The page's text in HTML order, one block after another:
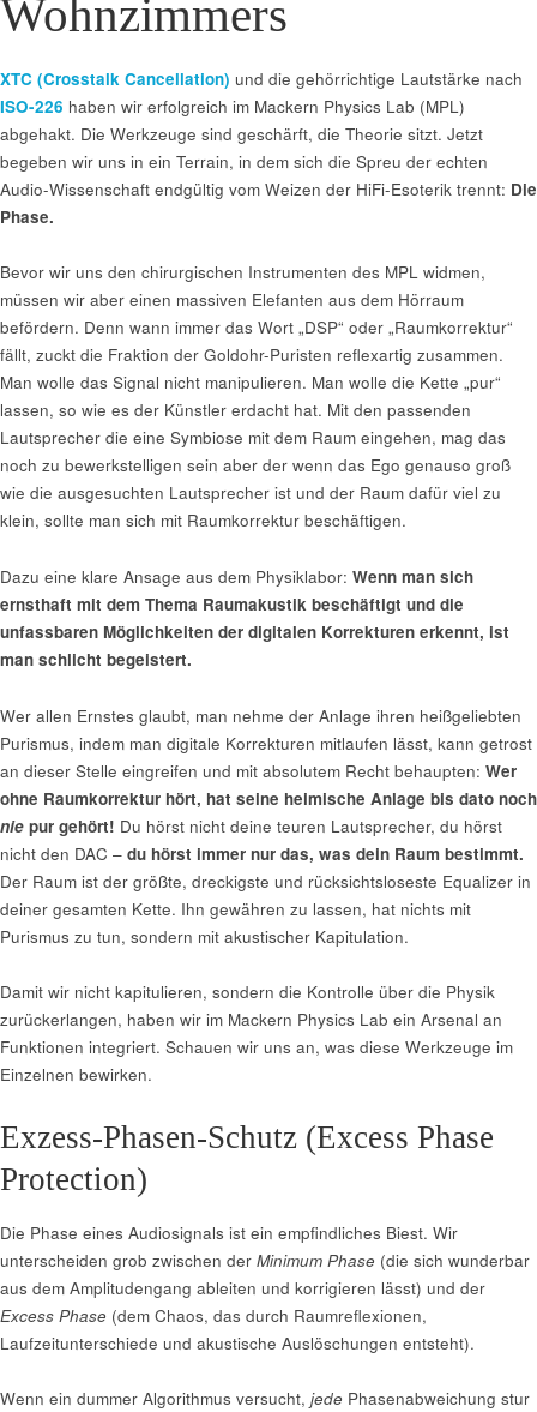
Wohnzimmers
XTC (Crosstalk Cancellation) und die gehörrichtige Lautstärke nach
ISO-226 haben wir erfolgreich im Mackern Physics Lab (MPL)
abgehakt. Die Werkzeuge sind geschärft, die Theorie sitzt. Jetzt
begeben wir uns in ein Terrain, in dem sich die Spreu der echten
Audio-Wissenschaft endgültig vom Weizen der HiFi-Esoterik trennt: Die
Phase.
Bevor wir uns den chirurgischen Instrumenten des MPL widmen,
müssen wir aber einen massiven Elefanten aus dem Hörraum
befördern. Denn wann immer das Wort „DSP“ oder „Raumkorrektur“
fällt, zuckt die Fraktion der Goldohr-Puristen reflexartig zusammen.
Man wolle das Signal nicht manipulieren. Man wolle die Kette „pur“
lassen, so wie es der Künstler erdacht hat. Mit den passenden
Lautsprecher die eine Symbiose mit dem Raum eingehen, mag das
noch zu bewerkstelligen sein aber der wenn das Ego genauso groß
wie die ausgesuchten Lautsprecher ist und der Raum dafür viel zu
klein, sollte man sich mit Raumkorrektur beschäftigen.
Dazu eine klare Ansage aus dem Physiklabor: Wenn man sich
ernsthaft mit dem Thema Raumakustik beschäftigt und die
unfassbaren Möglichkeiten der digitalen Korrekturen erkennt, ist
man schlicht begeistert.
Wer allen Ernstes glaubt, man nehme der Anlage ihren heißgeliebten
Purismus, indem man digitale Korrekturen mitlaufen lässt, kann getrost
an dieser Stelle eingreifen und mit absolutem Recht behaupten: Wer
ohne Raumkorrektur hört, hat seine heimische Anlage bis dato noch
nie pur gehört! Du hörst nicht deine teuren Lautsprecher, du hörst
nicht den DAC – du hörst immer nur das, was dein Raum bestimmt.
Der Raum ist der größte, dreckigste und rücksichtsloseste Equalizer in
deiner gesamten Kette. Ihn gewähren zu lassen, hat nichts mit
Purismus zu tun, sondern mit akustischer Kapitulation.
Damit wir nicht kapitulieren, sondern die Kontrolle über die Physik
zurückerlangen, haben wir im Mackern Physics Lab ein Arsenal an
Funktionen integriert. Schauen wir uns an, was diese Werkzeuge im
Einzelnen bewirken.
Exzess-Phasen-Schutz (Excess Phase
Protection)
Die Phase eines Audiosignals ist ein empfindliches Biest. Wir
unterscheiden grob zwischen der Minimum Phase (die sich wunderbar
aus dem Amplitudengang ableiten und korrigieren lässt) und der
Excess Phase (dem Chaos, das durch Raumreflexionen,
Laufzeitunterschiede und akustische Auslöschungen entsteht).
Wenn ein dummer Algorithmus versucht, jede Phasenabweichung stur